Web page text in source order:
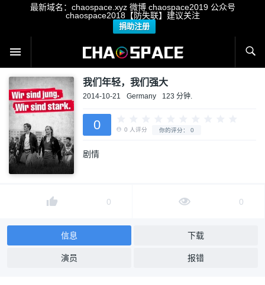
最新域名：chaospace.xyz 微博 chaospace2019 公众号
chaospace2018【防失联】建议关注
捐助注册
我们年轻，我们强大
2014-10-21 Germany 123 分钟.
剧情
0 0
信息 下载
演员 报错